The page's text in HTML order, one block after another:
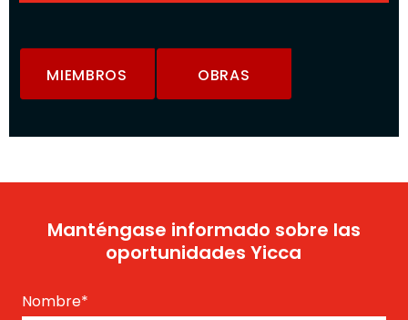
MIEMBROS OBRAS
Manténgase informado sobre las
oportunidades Yicca
Nombre*